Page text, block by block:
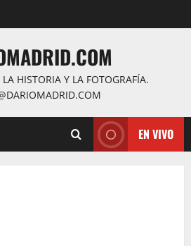
HISTORIA Y LA FOTOGRAFÍA.
EN VIVO